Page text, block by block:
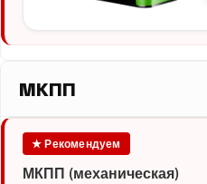
МКПП
★ Рекомендуем
МКПП (механическая)